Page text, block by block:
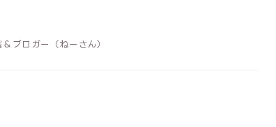
ブロガー（ねーさん）